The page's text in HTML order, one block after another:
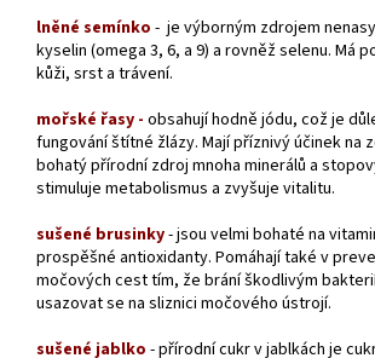
lněné semínko - je výborným zdrojem
kyselin (omega 3, 6, a 9) a rovněž selenu. Má
kůži, srst a trávení.
mořské řasy - obsahují hodně jódu, což je
fungování štítné žlázy. Mají příznivý účinek na
bohatý přírodní zdroj mnoha minerálů a
stimuluje metabolismus a zvyšuje vitalitu.
sušené brusinky- jsou velmi bohaté na
prospěšné antioxidanty. Pomáhají také v
močových cest tím, že brání škodlivým
usazovat se na sliznici močového ústrojí.
sušené jablko - přírodní cukr v jablkách je